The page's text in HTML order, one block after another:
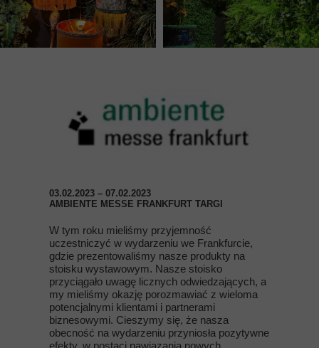
03.02.2023 – 07.02.2023
AMBIENTE MESSE FRANKFURT TARGI
W tym roku mieliśmy przyjemność
uczestniczyć w wydarzeniu we Frankfurcie,
gdzie prezentowaliśmy nasze produkty na
stoisku wystawowym. Nasze stoisko
przyciągało uwagę licznych odwiedzających, a
my mieliśmy okazję porozmawiać z wieloma
potencjalnymi klientami i partnerami
biznesowymi. Cieszymy się, że nasza
obecność na wydarzeniu przyniosła pozytywne
efekty, w postaci nawiązania nowych,